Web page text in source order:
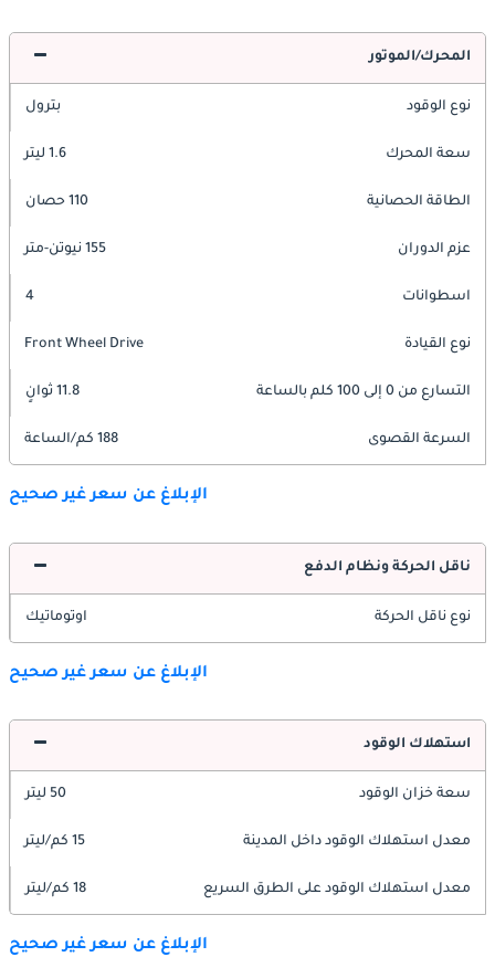
المحرك/الموتور
نوع الوقود بترول
سعة المحرك 1.6 ليتر
الطاقة الحصانية 110 حصان
عزم الدوران 155 نيوتن-متر
اسطوانات 4
نوع القيادة Front Wheel Drive
التسارع من 0 إلى 100 كلم بالساعة 11.8 ثوانٍ
السرعة القصوى 188 كم/الساعة
الإبلاغ عن سعر غير صحيح
ناقل الحركة ونظام الدفع
نوع ناقل الحركة اوتوماتيك
الإبلاغ عن سعر غير صحيح
استهلاك الوقود
سعة خزان الوقود 50 ليتر
معدل استهلاك الوقود داخل المدينة 15 كم/ليتر
معدل استهلاك الوقود على الطرق السريع 18 كم/ليتر
الإبلاغ عن سعر غير صحيح